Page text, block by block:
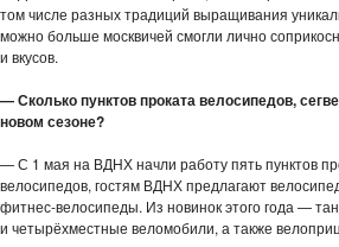
том числе разных традиций выращивания
можно больше москвичей смогли лично
и вкусов.
— Сколько пунктов проката велосипедов,
новом сезоне?
— С 1 мая на ВДНХ начли работу пять пунктов
велосипедов, гостям ВДНХ предлагают
фитнес-велосипеды. Из новинок этого года —
и четырёхместные веломобили, а также